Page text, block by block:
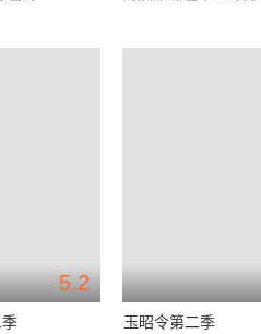
5.2
玉昭令第二季